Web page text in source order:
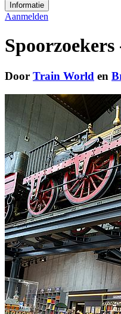
Informatie
Aanmelden
Door Train World en